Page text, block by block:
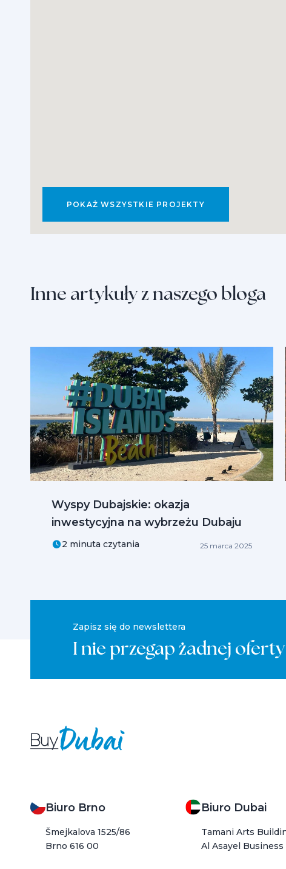
POKAŻ WSZYSTKIE PROJEKTY
Inne artykuły z naszego bloga
Wyspy Dubajskie: okazja
inwestycyjna na wybrzeżu Dubaju
2 minuta czytania 25 marca 2025
Zapisz się do newslettera
I nie przegap żadnej oferty
Biuro Brno
Šmejkalova 1525/86
Brno 616 00
Biuro Dubai
Tamani Arts
Al Asayel Business